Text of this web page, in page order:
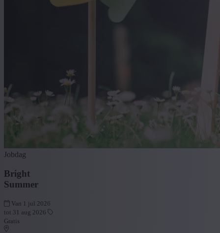
Jobdag
Bright
Summer
Van 1 jul 2026
tot 31 aug 2026
Gratis